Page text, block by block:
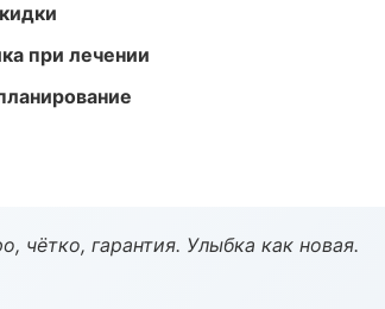
при лечении
чётко, гарантия. Улыбка как новая.